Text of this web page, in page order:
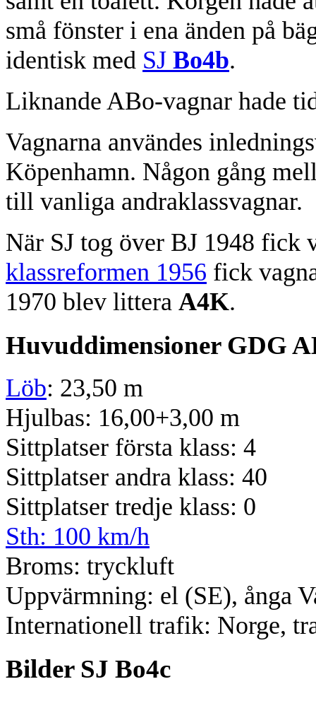
små fönster i ena änden på
identisk med SJ Bo4b.
Liknande ABo-vagnar hade
Vagnarna användes
Köpenhamn. Någon gång
till vanliga andraklassvagnar.
När SJ tog över BJ 1948 fick
klassreformen 1956 fick
1970 blev littera A4K.
Huvuddimensioner GDG
Löb: 23,50 m
Hjulbas: 16,00+3,00 m
Sittplatser första klass: 4
Sittplatser andra klass: 40
Sittplatser tredje klass: 0
Sth: 100 km/h
Broms: tryckluft
Uppvärmning: el (SE), ånga
Internationell trafik: Norge,
Bilder SJ Bo4c